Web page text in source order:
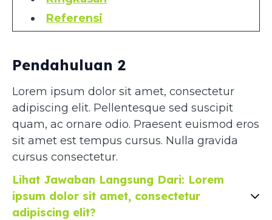
Referensi
Pendahuluan 2
Lorem ipsum dolor sit amet, consectetur
adipiscing elit. Pellentesque sed suscipit
quam, ac ornare odio. Praesent euismod eros
sit amet est tempus cursus. Nulla gravida
cursus consectetur.
Lihat Jawaban Langsung Dari: Lorem
ipsum dolor sit amet, consectetur
adipiscing elit?